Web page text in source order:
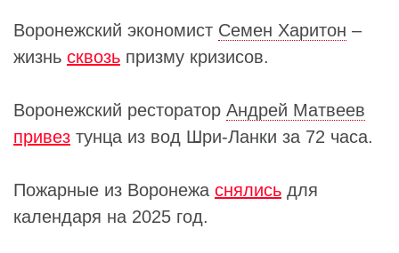
Воронежский экономист Семен Харитон –
жизнь сквозь призму кризисов.
Воронежский ресторатор Андрей Матвеев
привез тунца из вод Шри-Ланки за 72 часа.
Пожарные из Воронежа снялись для
календаря на 2025 год.